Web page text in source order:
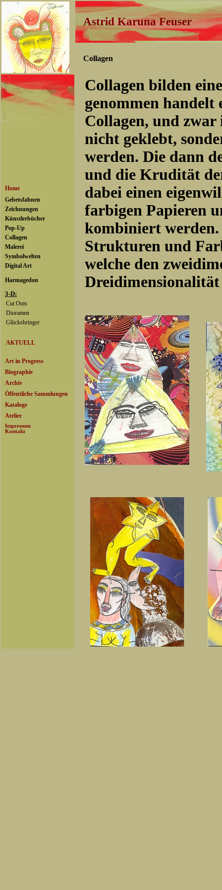
Astrid Karuna Feuser
Collagen
Collagen bilden
genommen handelt
Collagen, und
nicht geklebt,
werden. Die dann
und die Krudität
dabei einen
farbigen Papieren
kombiniert
Strukturen und
welche den